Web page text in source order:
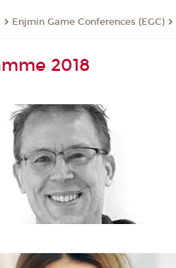
Enjmin Game Conferences (EGC)
2018